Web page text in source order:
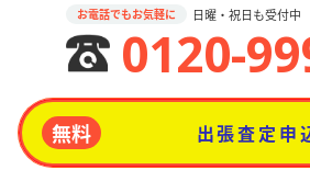
お電話でもお気軽に 日曜・祝日も受付
0120-
無料 出張査定申